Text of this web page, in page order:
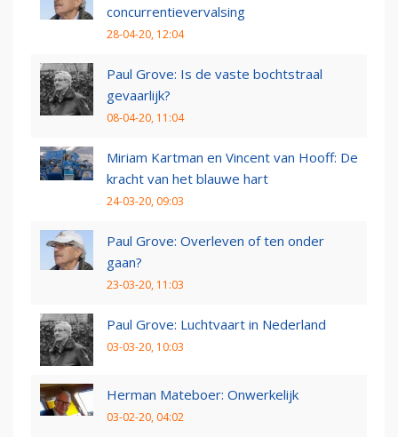
concurrentievervalsing
28-04-20, 12:04
Paul Grove: Is de vaste bochtstraal
gevaarlijk?
08-04-20, 11:04
Miriam Kartman en Vincent van Hooff: De
kracht van het blauwe hart
24-03-20, 09:03
Paul Grove: Overleven of ten onder
gaan?
23-03-20, 11:03
Paul Grove: Luchtvaart in Nederland
03-03-20, 10:03
Herman Mateboer: Onwerkelijk
03-02-20, 04:02